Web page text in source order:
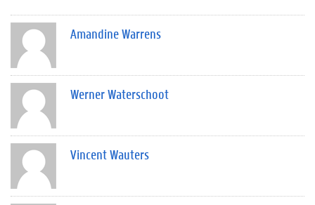
Amandine Warrens
Werner Waterschoot
Vincent Wauters